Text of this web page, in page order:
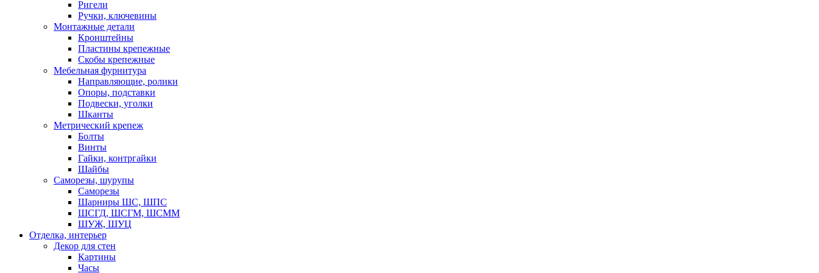
Ригели
Ручки, ключевины
Монтажные детали
Кронштейны
Пластины крепежные
Скобы крепежные
Мебельная фурнитура
Направляющие, ролики
Опоры, подставки
Подвески, уголки
Шканты
Метрический крепеж
Болты
Винты
Гайки, контргайки
Шайбы
Саморезы, шурупы
Саморезы
Шарниры ШС, ШПС
ШСГД, ШСГМ, ШСММ
ШУЖ, ШУЦ
Отделка, интерьер
Декор для стен
Картины
Часы